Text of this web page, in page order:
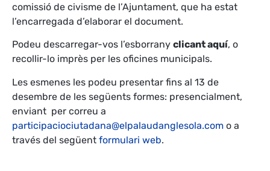
comissió de civisme de l’Ajuntament, que ha estat
l’encarregada d’elaborar el document.
Podeu descarregar-vos l’esborrany clicant aquí, o
recollir-lo imprès per les oficines municipals.
Les esmenes les podeu presentar fins al 13 de
desembre de les següents formes: presencialment,
enviant per correu a
participaciociutadana@elpalaudanglesola.com o a
través del següent formulari web.